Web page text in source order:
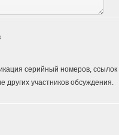
серийный номеров, ссылок
других участников обсуждения.